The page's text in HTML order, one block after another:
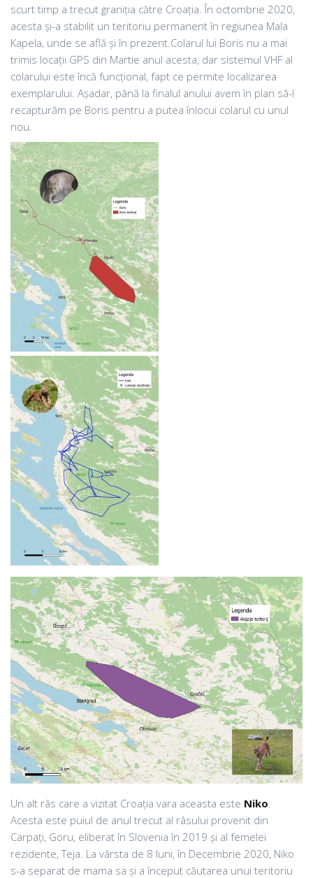
scurt timp a trecut graniția către Croația. În octombrie 2020,
acesta și-a stabilit un teritoriu permanent în regiunea Mala
Kapela, unde se află și în prezent.Colarul lui Boris nu a mai
trimis locații GPS din Martie anul acesta, dar sistemul VHF al
colarului este încă funcțional, fapt ce permite localizarea
exemplarului. Așadar, până la finalul anului avem în plan să-l
recapturăm pe Boris pentru a putea înlocui colarul cu unul
nou.
Un alt râs care a vizitat Croația vara aceasta este Niko
Acesta este puiul de anul trecut al râsului provenit din
Carpați, Goru, eliberat în Slovenia în 2019 și al femelei
rezidente, Teja. La vârsta de 8 luni, în Decembrie 2020, Niko
s-a separat de mama sa și a început căutarea unui teritoriu